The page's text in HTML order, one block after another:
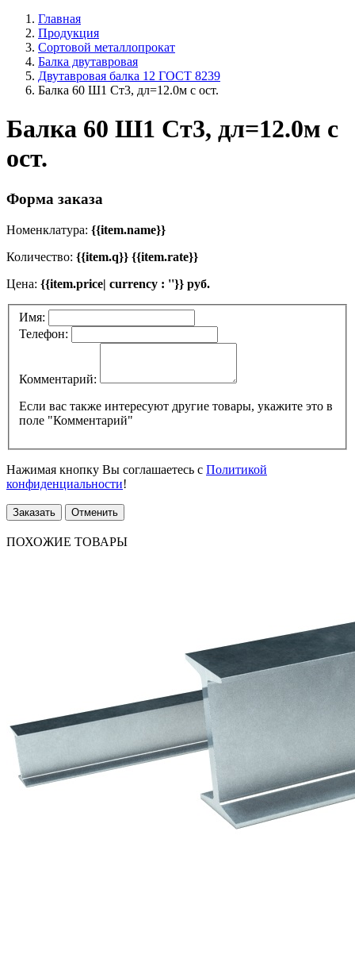
Главная
Продукция
Сортовой металлопрокат
Балка двутавровая
Двутавровая балка 12 ГОСТ 8239
Балка 60 Ш1 Ст3, дл=12.0м с ост.
Балка 60 Ш1 Ст3, дл=12.0м с
ост.
Форма заказа
Номенклатура: {{item.name}}
Количество: {{item.q}} {{item.rate}}
Цена: {{item.price| currency : ''}} руб.
Имя:
Телефон:
Комментарий:
Если вас также интересуют другие товары, укажите это в
поле "Комментарий"
Нажимая кнопку Вы соглашаетесь с Политикой
конфиденциальности!
Заказать Отменить
ПОХОЖИЕ ТОВАРЫ